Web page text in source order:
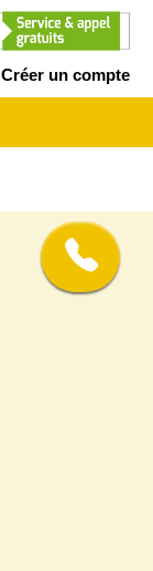
Créer un compte